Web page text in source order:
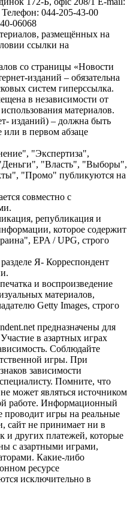
Телефон: 044-205-43-00
06068
размещённых на
ссылки на
со страницы «Новости
изданий – обязательна
систем гиперссылка.
в независимости от
материалов.
изданий) – должна быть
или в первом абзаце
"Экспертиза",
"Власть", "Выборы",
"Промо" публикуются на
совместно с
републикация и
которое содержит
EPA / UPG, строго
Я- Корреспондент
и воспроизведение
материалов,
Getty Images, строго
предназначены для
в азартных играх
Соблюдайте
игры. При
зависимости
Помните, что
может являться источником
работе. Информационный
проводит игры на реальные
сайт не принимает ни в
и других платежей, которые
с азартными играми,
Какие-либо
ресурсе
исключительно в